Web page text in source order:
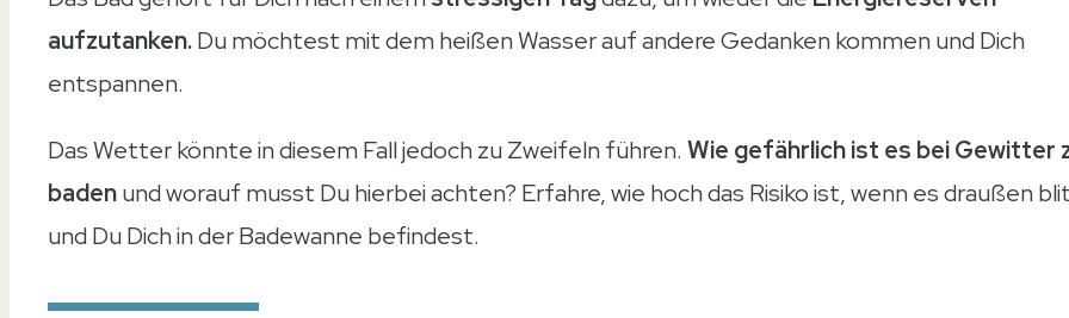
aufzutanken.Du möchtest mit dem heißen Wasser auf andere Gedanken kommen und Dich
entspannen.
Das Wetter könnte in diesem Fall jedoch zu Zweifeln führen. Wie gefährlich ist es bei Gewitter
badenund worauf musst Du hierbei achten? Erfahre, wie hoch das Risiko ist, wenn es draußen
und Du Dich in der Badewanne befindest.